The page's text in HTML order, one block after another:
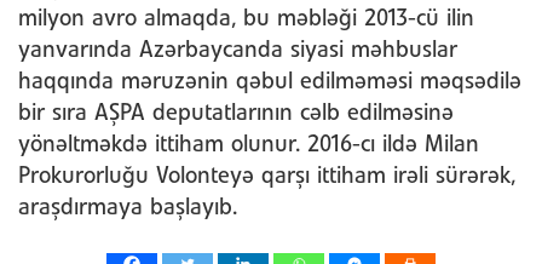
milyon avro almaqda, bu məbləği 2013-cü ilin
yanvarında Azərbaycanda siyasi məhbuslar
haqqında məruzənin qəbul edilməməsi məqsədilə
bir sıra AŞPA deputatlarının cəlb edilməsinə
yönəltməkdə ittiham olunur. 2016-cı ildə Milan
Prokurorluğu Volonteyə qarşı ittiham irəli sürərək,
araşdırmaya başlayıb.